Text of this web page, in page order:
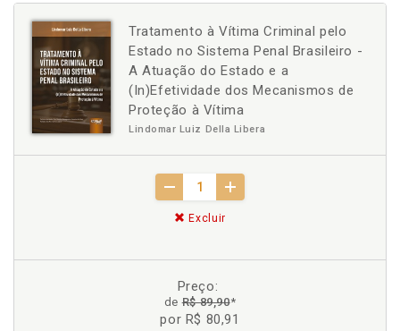
Tratamento à Vítima Criminal pelo
Estado no Sistema Penal Brasileiro -
A Atuação do Estado e a
(In)Efetividade dos Mecanismos de
Proteção à Vítima
Lindomar Luiz Della Libera
Excluir
Preço:
deR$ 89,90*
por R$ 80,91